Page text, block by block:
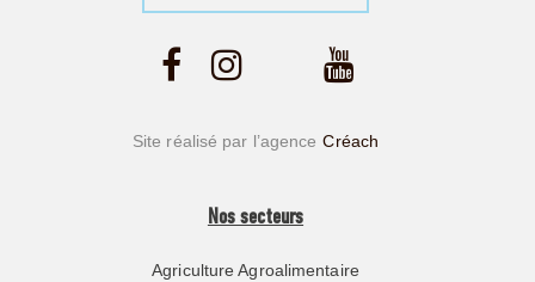
Site réalisé par l’agence Créach
Nos secteurs
Agriculture Agroalimentaire